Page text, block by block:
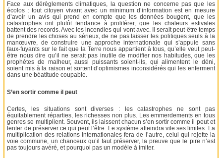
Face aux dérèglements climatiques, la question ne concerne pas que les
écolos : tout citoyen vivant avec un minimum d’information est en mesure
d’avoir un avis qui prend en compte que les données bougent, que les
catastrophes ont plutôt tendance à proliférer, que les chaleurs estivales
battent des records. Avec les incendies qui vont avec. Il serait peut-être temps
de prendre les choses au sérieux, de ne pas laisser les politiques seuls à la
manœuvre, de construire une approche internationale qui s’appuie sans
faux-fuyants sur le fait que la Terre nous appartient à tous, qu’elle veut peut-
être nous dire qu’il ne serait pas inutile de modifier nos habitudes, que les
prophètes de malheur, aussi puissants soient-ils, qui alimentent le déni,
soient mis à la raison et sortent d’optimismes inconsidérés qui les enferment
dans une béatitude coupable.
S’en sortir comme il peut
Certes, les situations sont diverses : les catastrophes ne sont pas
équitablement réparties, les richesses non plus. Les emmerdements en tous
genres se multiplient. Souvent, ils laissent chacun s’en sortir comme il peut et
tenter de préserver ce qui peut l’être. Le système atteindra vite ses limites. La
multiplication des relations internationales fera de l’autre, celui qui rejette la
voie commune, un chanceux qu’il faut préserver, la preuve que le pire n’est
pas toujours avéré, et pourquoi pas un modèle à imiter.